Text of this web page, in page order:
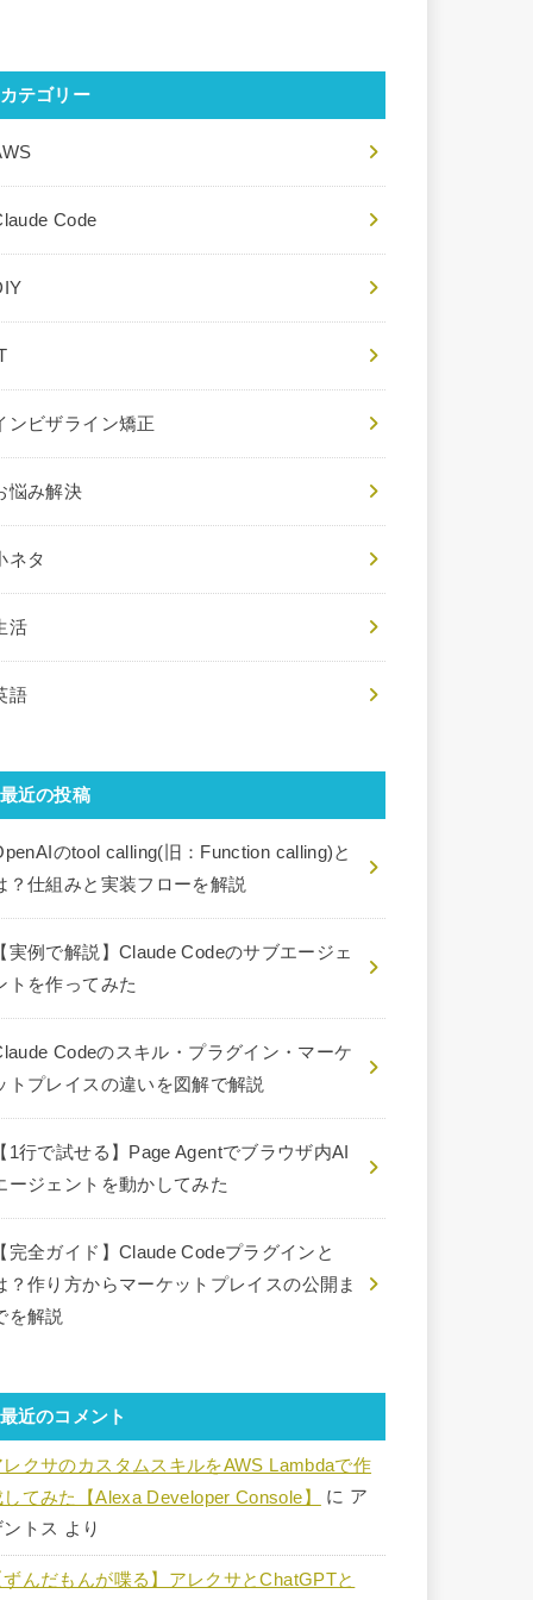
カテゴリー
Code
ンビザライン矯正
悩み解決
ネタ
活
語
最近の投稿
のtool calling(旧：Function calling)と
？仕組みと実装フローを解説
実例で解説】Claude Codeのサブエージェ
トを作ってみた
Codeのスキル・プラグイン・マーケ
トプレイスの違いを図解で解説
1行で試せる】Page Agentでブラウザ内AI
ージェントを動かしてみた
完全ガイド】Claude Codeプラグインと
？作り方からマーケットプレイスの公開ま
を解説
最近のコメント
レクサのカスタムスキルをAWS Lambdaで作
してみた【Alexa Developer Console】
に ア
ントス より
ずんだもんが喋る】アレクサとChatGPTと